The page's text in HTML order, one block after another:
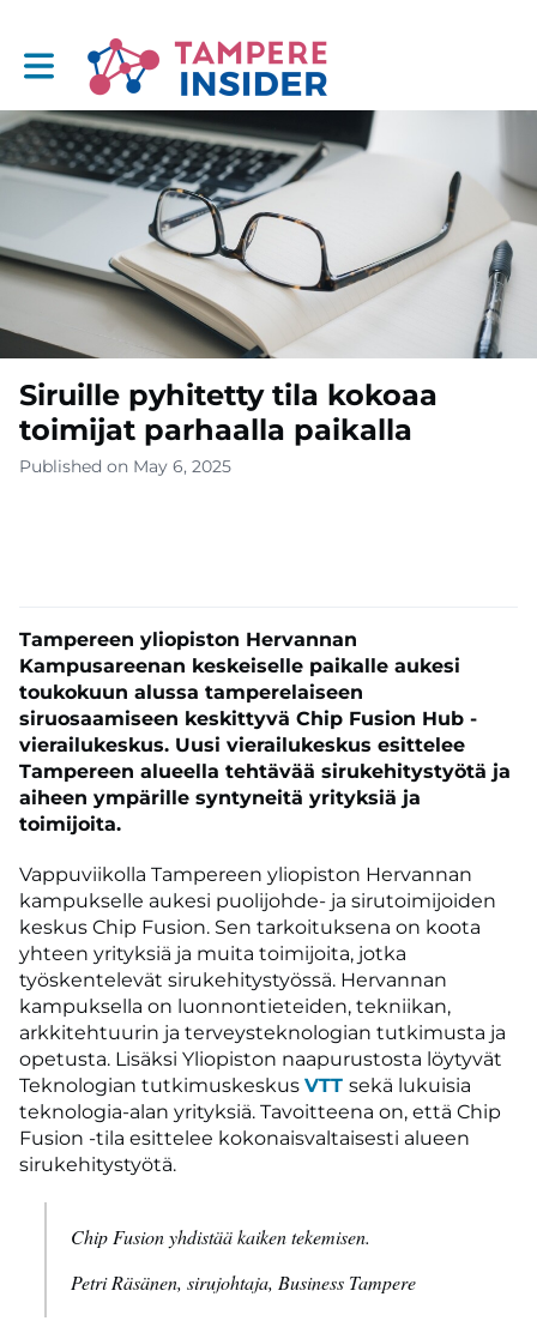
Toggle main navigation
Siruille pyhitetty tila kokoaa
toimijat parhaalla paikalla
Published on May 6, 2025
Tampereen yliopiston Hervannan
Kampusareenan keskeiselle paikalle aukesi
toukokuun alussa tamperelaiseen
siruosaamiseen keskittyvä Chip Fusion Hub -
vierailukeskus. Uusi vierailukeskus esittelee
Tampereen alueella tehtävää sirukehitystyötä ja
aiheen ympärille syntyneitä yrityksiä ja
toimijoita.
Vappuviikolla Tampereen yliopiston Hervannan
kampukselle aukesi puolijohde- ja sirutoimijoiden
keskus Chip Fusion. Sen tarkoituksena on koota
yhteen yrityksiä ja muita toimijoita, jotka
työskentelevät sirukehitystyössä. Hervannan
kampuksella on luonnontieteiden, tekniikan,
arkkitehtuurin ja terveysteknologian tutkimusta ja
opetusta. Lisäksi Yliopiston naapurustosta löytyvät
Teknologian tutkimuskeskus VTT sekä lukuisia
teknologia-alan yrityksiä. Tavoitteena on, että Chip
Fusion -tila esittelee kokonaisvaltaisesti alueen
sirukehitystyötä.
Chip Fusion yhdistää kaiken tekemisen.
Petri Räsänen, sirujohtaja, Business Tampere